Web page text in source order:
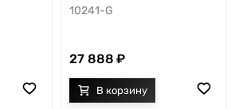
10241-G
27 888